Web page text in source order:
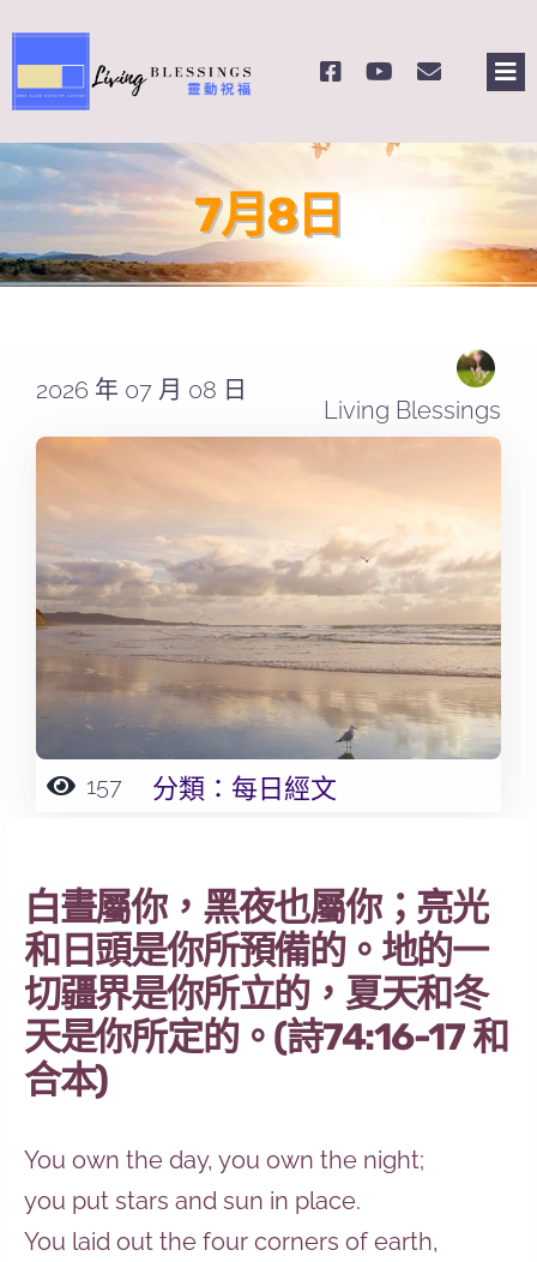
to
content
關於我們
奉獻支持
Search
7月8日
2026 年 07 月 08 日
Living Blessings
157 分類： 每日經文
白晝屬你，黑夜也屬你；亮光
和日頭是你所預備的。地的一
切疆界是你所立的，夏天和冬
天是你所定的。(詩74:16-17 和
合本)
You own the day, you own the night;
you put stars and sun in place.
You laid out the four corners of earth,